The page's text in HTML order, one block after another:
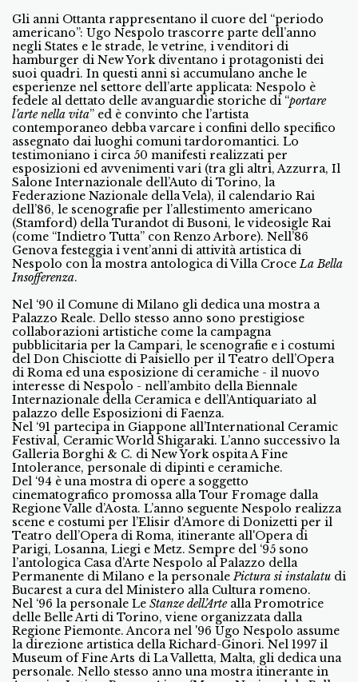
Gli anni Ottanta rappresentano il cuore del “periodo
americano”: Ugo Nespolo trascorre parte dell’anno
negli States e le strade, le vetrine, i venditori di
hamburger di New York diventano i protagonisti dei
suoi quadri. In questi anni si accumulano anche le
esperienze nel settore dell’arte applicata: Nespolo è
fedele al dettato delle avanguardie storiche di “portare
l’arte nella vita” ed è convinto che l’artista
contemporaneo debba varcare i confini dello specifico
assegnato dai luoghi comuni tardoromantici. Lo
testimoniano i circa 50 manifesti realizzati per
esposizioni ed avvenimenti vari (tra gli altri, Azzurra, Il
Salone Internazionale dell’Auto di Torino, la
Federazione Nazionale della Vela), il calendario Rai
dell’86, le scenografie per l’allestimento americano
(Stamford) della Turandot di Busoni, le videosigle Rai
(come “Indietro Tutta” con Renzo Arbore). Nell’86
Genova festeggia i vent’anni di attività artistica di
Nespolo con la mostra antologica di Villa CroceLa Bella
Insofferenza.
Nel ‘90 il Comune di Milano gli dedica una mostra a
Palazzo Reale. Dello stesso anno sono prestigiose
collaborazioni artistiche come la campagna
pubblicitaria per la Campari, le scenografie e i costumi
del Don Chisciotte di Paisiello per il Teatro dell’Opera
di Roma ed una esposizione di ceramiche - il nuovo
interesse di Nespolo - nell’ambito della Biennale
Internazionale della Ceramica e dell’Antiquariato al
palazzo delle Esposizioni di Faenza.
Nel ‘91 partecipa in Giappone all’International Ceramic
Festival, Ceramic World Shigaraki. L’anno successivo la
Galleria Borghi & C. di New York ospita A Fine
Intolerance, personale di dipinti e ceramiche.
Del ‘94 è una mostra di opere a soggetto
cinematografico promossa alla Tour Fromage dalla
Regione Valle d’Aosta. L’anno seguente Nespolo realizza
scene e costumi per l’Elisir d’Amore di Donizetti per il
Teatro dell’Opera di Roma, itinerante all'Opera di
Parigi, Losanna, Liegi e Metz. Sempre del ‘95 sono
l’antologica Casa d’Arte Nespolo al Palazzo della
Permanente di Milano e la personalePictura si instalatu di
Bucarest a cura del Ministero alla Cultura romeno.
Nel ‘96 la personale Le Stanze dell’Artealla Promotrice
delle Belle Arti di Torino, viene organizzata dalla
Regione Piemonte. Ancora nel '96 Ugo Nespolo assume
la direzione artistica della Richard-Ginori. Nel 1997 il
Museum of Fine Arts di La Valletta, Malta, gli dedica una
personale. Nello stesso anno una mostra itinerante in